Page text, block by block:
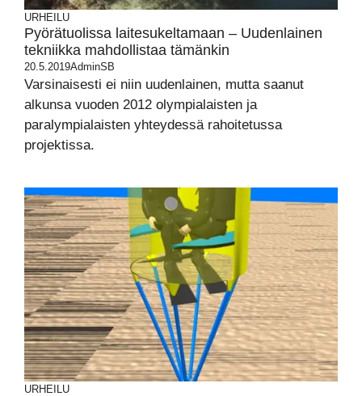
URHEILU
Pyörätuolissa laitesukeltamaan – Uudenlainen
tekniikka mahdollistaa tämänkin
20.5.2019AdminSB
Varsinaisesti ei niin uudenlainen, mutta saanut
alkunsa vuoden 2012 olympialaisten ja
paralympialaisten yhteydessä rahoitetussa
projektissa.
URHEILU